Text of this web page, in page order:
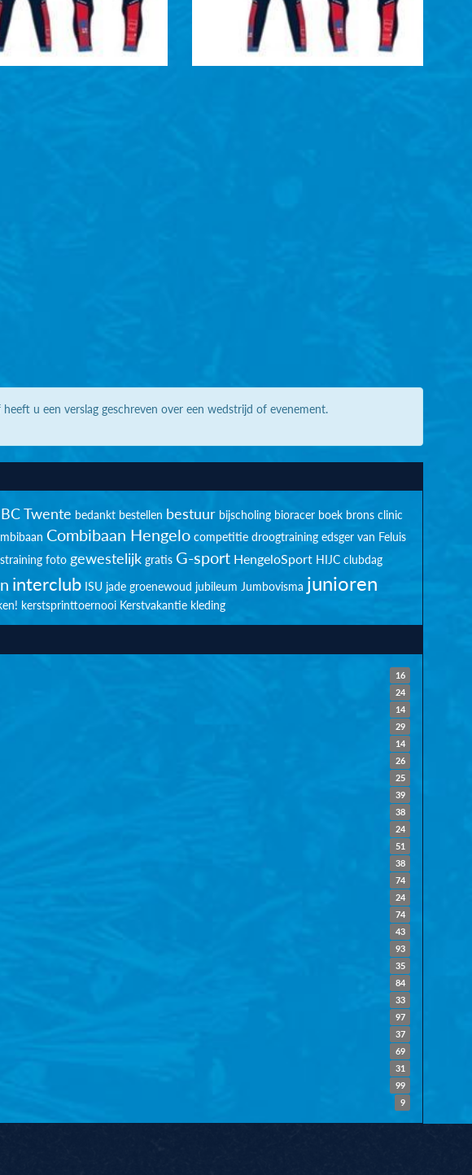
u een verslag geschreven over een wedstrijd of evenement.
BC Twente bedankt bestellen bestuur bijscholing bioracer boek brons clinic
Combibaan Hengelo competitie droogtraining edsger van Feluis
foto gewestelijk gratis G-sport HengeloSport HIJC clubdag
interclub ISU jade groenewoud jubileum Jumbovisma junioren
kerstsprinttoernooi Kerstvakantie kleding
16
24
14
29
14
26
25
39
38
24
51
38
74
24
74
43
93
35
84
33
97
37
69
31
99
9